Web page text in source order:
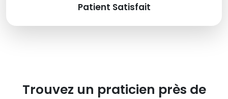
Patient Satisfait
Trouvez un praticien près de